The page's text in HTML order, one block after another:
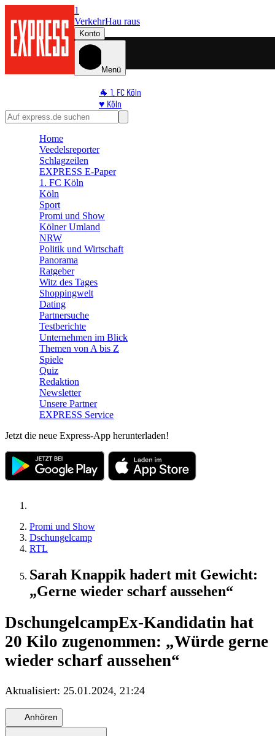
1
VerkehrHau raus
Konto
Menü
🐐 1. FC Köln
♥️ Köln
⭐ Promi
🛒 Shoppingwelt
Home
Veedelsreporter
Schlagzeilen
EXPRESS E-Paper
1. FC Köln
Köln
Sport
Promi und Show
Kölner Umland
NRW
Politik und Wirtschaft
Panorama
Ratgeber
Witz des Tages
Shoppingwelt
Dating
Partnersuche
Testberichte
Unternehmen im Blick
Themen von A bis Z
Spiele
Quiz
Redaktion
Newsletter
Unsere Partner
EXPRESS Service
Jetzt die neue Express-App herunterladen!
Promi und Show
Dschungelcamp
RTL
Sarah Knappik hadert mit Gewicht:
„Gerne wieder scharf aussehen“
DschungelcampEx-Kandidatin hat
20 Kilo zugenommen: „Würde gerne
wieder scharf aussehen“
Aktualisiert: 25.01.2024, 21:24
Anhören